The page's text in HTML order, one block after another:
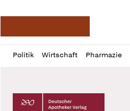
Politik Wirtschaft Pharmazie
Profil
öffnen
Daz
Pur
Deutscher Apotheker Verlag